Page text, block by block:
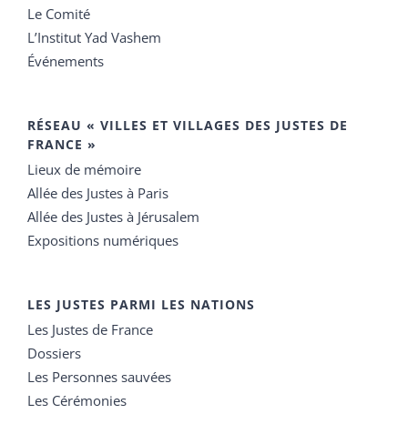
Le Comité
L’Institut Yad Vashem
Événements
RÉSEAU « VILLES ET VILLAGES DES JUSTES DE
FRANCE »
Lieux de mémoire
Allée des Justes à Paris
Allée des Justes à Jérusalem
Expositions numériques
LES JUSTES PARMI LES NATIONS
Les Justes de France
Dossiers
Les Personnes sauvées
Les Cérémonies